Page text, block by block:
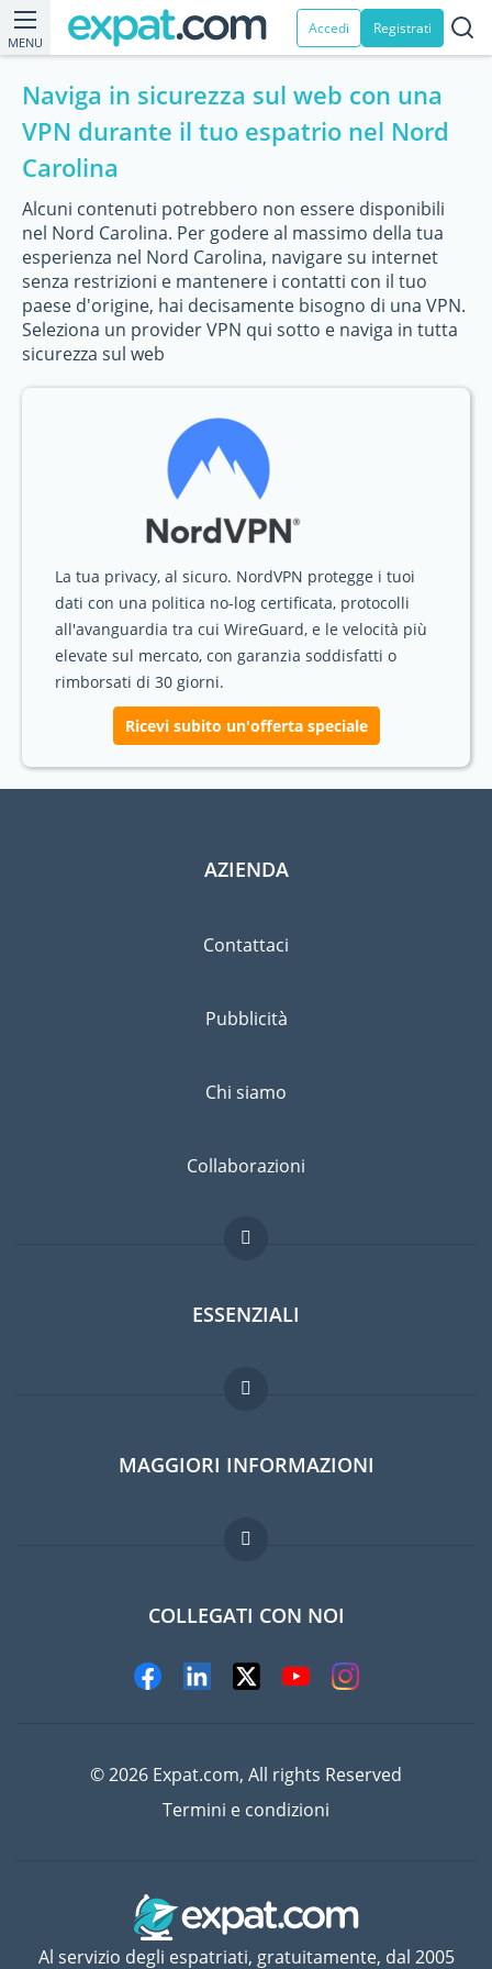
MENU
Accedi Registrati
Naviga in sicurezza sul web con una
VPN durante il tuo espatrio nel Nord
Carolina
Alcuni contenuti potrebbero non essere disponibili
nel Nord Carolina. Per godere al massimo della tua
esperienza nel Nord Carolina, navigare su internet
senza restrizioni e mantenere i contatti con il tuo
paese d'origine, hai decisamente bisogno di una VPN.
Seleziona un provider VPN qui sotto e naviga in tutta
sicurezza sul web
La tua privacy, al sicuro. NordVPN protegge i tuoi
dati con una politica no-log certificata, protocolli
all'avanguardia tra cui WireGuard, e le velocità più
elevate sul mercato, con garanzia soddisfatti o
rimborsati di 30 giorni.
Ricevi subito un'offerta speciale
AZIENDA
Contattaci
Pubblicità
Chi siamo
Collaborazioni
ESSENZIALI
Forum per expat
Guida per expat
Lavori all'estero
MAGGIORI INFORMAZIONI
Domande frequenti
COLLEGATI CON NOI
© 2026 Expat.com, All rights Reserved
Termini e condizioni
Al servizio degli espatriati, gratuitamente, dal 2005